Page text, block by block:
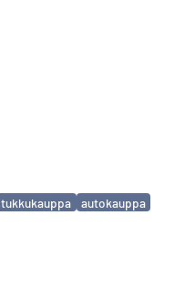
tukkukauppa autokauppa